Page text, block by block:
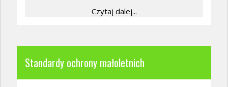
Czytaj dalej...
Standardy ochrony małoletnich